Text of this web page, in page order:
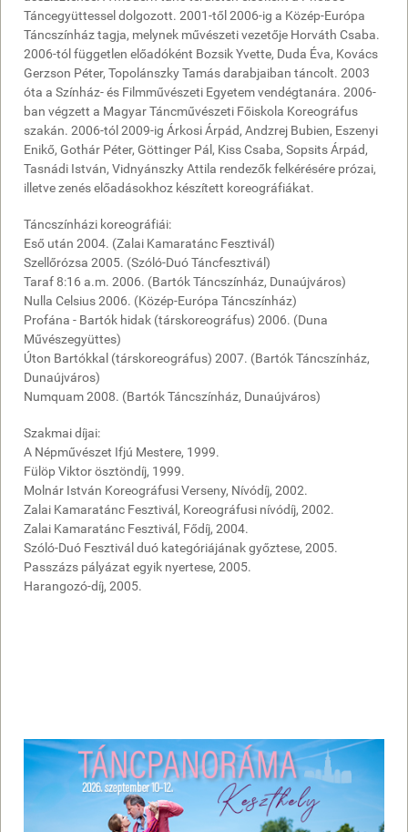
Táncegyüttessel dolgozott. 2001-től 2006-ig a Közép-Európa
Táncszínház tagja, melynek művészeti vezetője Horváth Csaba.
2006-tól független előadóként Bozsik Yvette, Duda Éva, Kovács
Gerzson Péter, Topolánszky Tamás darabjaiban táncolt. 2003
óta a Színház- és Filmművészeti Egyetem vendégtanára. 2006-
ban végzett a Magyar Táncművészeti Főiskola Koreográfus
szakán. 2006-tól 2009-ig Árkosi Árpád, Andzrej Bubien, Eszenyi
Enikő, Gothár Péter, Göttinger Pál, Kiss Csaba, Sopsits Árpád,
Tasnádi István, Vidnyánszky Attila rendezők felkérésére prózai,
illetve zenés előadásokhoz készített koreográfiákat.
Táncszínházi koreográfiái:
Eső után 2004. (Zalai Kamaratánc Fesztivál)
Szellőrózsa 2005. (Szóló-Duó Táncfesztivál)
Taraf 8:16 a.m. 2006. (Bartók Táncszínház, Dunaújváros)
Nulla Celsius 2006. (Közép-Európa Táncszínház)
Profána - Bartók hidak (társkoreográfus) 2006. (Duna
Művészegyüttes)
Úton Bartókkal (társkoreográfus) 2007. (Bartók Táncszínház,
Dunaújváros)
Numquam 2008. (Bartók Táncszínház, Dunaújváros)
Szakmai díjai:
A Népművészet Ifjú Mestere, 1999.
Fülöp Viktor ösztöndíj, 1999.
Molnár István Koreográfusi Verseny, Nívódíj, 2002.
Zalai Kamaratánc Fesztivál, Koreográfusi nívódíj, 2002.
Zalai Kamaratánc Fesztivál, Fődíj, 2004.
Szóló-Duó Fesztivál duó kategóriájának győztese, 2005.
Passzázs pályázat egyik nyertese, 2005.
Harangozó-díj, 2005.